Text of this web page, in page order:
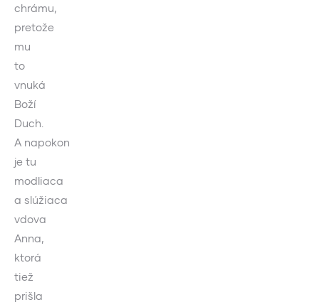
chrámu,
pretože
mu
to
vnuká
Boží
Duch.
A napokon
je tu
modliaca
a slúžiaca
vdova
Anna,
ktorá
tiež
prišla